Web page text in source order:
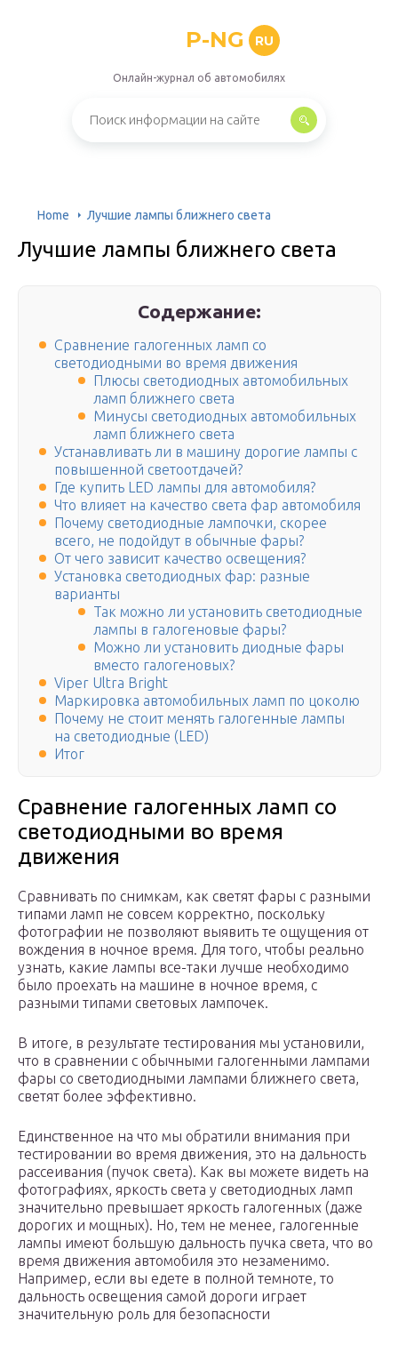
P-NG RU
Онлайн-журнал об автомобилях
Home Лучшие лампы ближнего света
Лучшие лампы ближнего света
Содержание:
Сравнение галогенных ламп со
светодиодными во время движения
Плюсы светодиодных автомобильных
ламп ближнего света
Минусы светодиодных автомобильных
ламп ближнего света
Устанавливать ли в машину дорогие лампы с
повышенной светоотдачей?
Где купить LED лампы для автомобиля?
Что влияет на качество света фар автомобиля
Почему светодиодные лампочки, скорее
всего, не подойдут в обычные фары?
От чего зависит качество освещения?
Установка светодиодных фар: разные
варианты
Так можно ли установить светодиодные
лампы в галогеновые фары?
Можно ли установить диодные фары
вместо галогеновых?
Viper Ultra Bright
Маркировка автомобильных ламп по цоколю
Почему не стоит менять галогенные лампы
на светодиодные (LED)
Итог
Сравнение галогенных ламп со
светодиодными во время
движения
Сравнивать по снимкам, как светят фары с разными
типами ламп не совсем корректно, поскольку
фотографии не позволяют выявить те ощущения от
вождения в ночное время. Для того, чтобы реально
узнать, какие лампы все-таки лучше необходимо
было проехать на машине в ночное время, с
разными типами световых лампочек.
В итоге, в результате тестирования мы установили,
что в сравнении с обычными галогенными лампами
фары со светодиодными лампами ближнего света,
светят более эффективно.
Единственное на что мы обратили внимания при
тестировании во время движения, это на дальность
рассеивания (пучок света). Как вы можете видеть на
фотографиях, яркость света у светодиодных ламп
значительно превышает яркость галогенных (даже
дорогих и мощных). Но, тем не менее, галогенные
лампы имеют большую дальность пучка света, что во
время движения автомобиля это незаменимо.
Например, если вы едете в полной темноте, то
дальность освещения самой дороги играет
значительную роль для безопасности